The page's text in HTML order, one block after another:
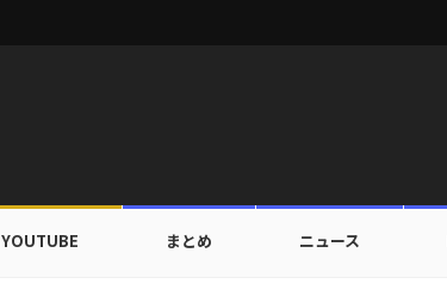
YOUTUBE まとめ ニュース